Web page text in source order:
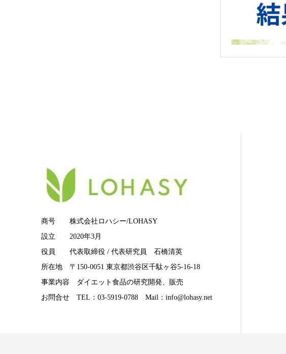
商号 株式会社ロハシー/LOHASY
設立 2020年3月
役員 代表取締役 / 代表研究員 石橋清英
所在地 〒150-0051 東京都渋谷区千駄ヶ谷5-16-18
事業内容 ダイエット食品の研究開発、販売
お問合せ TEL：03-5919-0788 Mail：info@lohasy.net